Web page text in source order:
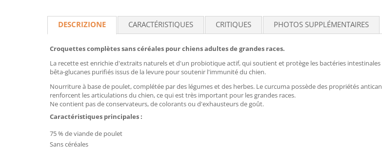
DESCRIZIONE CARACTÉRISTIQUES CRITIQUES PHOTOS SUPPLÉMENTAIRES
Croquettes complètes sans céréales pour chiens adultes de grandes races.
La recette est enrichie d'extraits naturels et d'un probiotique actif, qui soutient et protège les bactéries
bêta-glucanes purifiés issus de la levure pour soutenir l'immunité du chien.
Nourriture à base de poulet, complétée par des légumes et des herbes. Le curcuma possède des propriétés
renforcent les articulations du chien, ce qui est très important pour les grandes races.
Ne contient pas de conservateurs, de colorants ou d'exhausteurs de goût.
Caractéristiques principales :
75 % de viande de poulet
Sans céréales